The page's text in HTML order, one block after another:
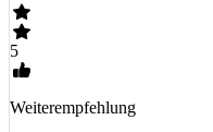
5
Weiterempfehlung